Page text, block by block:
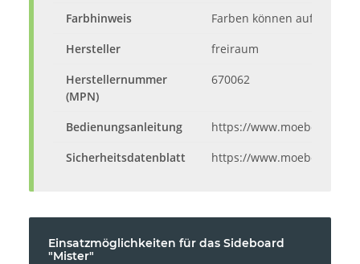
Farbhinweis
Farben können auf dem
Hersteller
freiraum
Herstellernummer
(MPN)
670062
Bedienungsanleitung
https://
Sicherheitsdatenblatt
https://
Einsatzmöglichkeiten für das Sideboard
"Mister"